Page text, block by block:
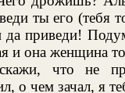
ты его (тебя
да приведи!
и она женщина
что не
о чем зачал, я